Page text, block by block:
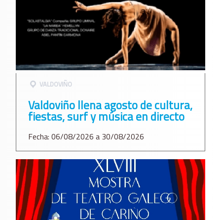
VALDOVIÑO
Valdoviño llena agosto de cultura,
fiestas, surf y música en directo
Fecha: 06/08/2026 a 30/08/2026